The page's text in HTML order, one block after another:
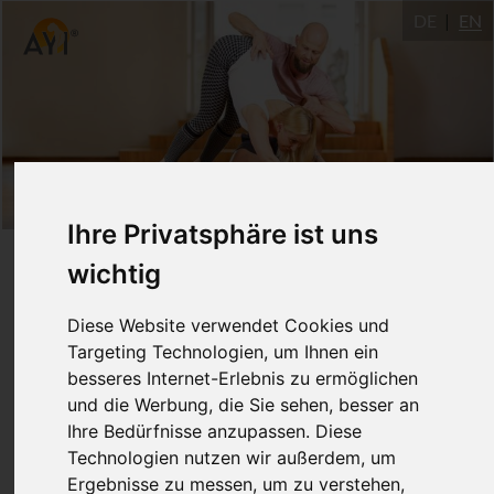
Ihre Privatsphäre ist uns
wichtig
Diese Website verwendet Cookies und
Targeting Technologien, um Ihnen ein
besseres Internet-Erlebnis zu ermöglichen
und die Werbung, die Sie sehen, besser an
Ihre Bedürfnisse anzupassen. Diese
Technologien nutzen wir außerdem, um
Ergebnisse zu messen, um zu verstehen,
EN
Rücken und Körperhaltung
- Die Polarität des Lebens
10.-11.12.2022
Dr. Ronald Steiner 20 EU